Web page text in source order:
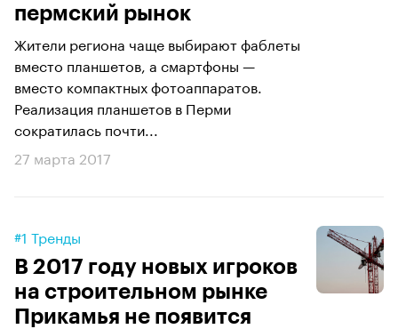
пермский рынок
Жители региона чаще выбирают фаблеты
вместо планшетов, а смартфоны —
вместо компактных фотоаппаратов.
Реализация планшетов в Перми
сократилась почти...
27 марта 2017
#1 Тренды
В 2017 году новых игроков
на строительном рынке
Прикамья не появится